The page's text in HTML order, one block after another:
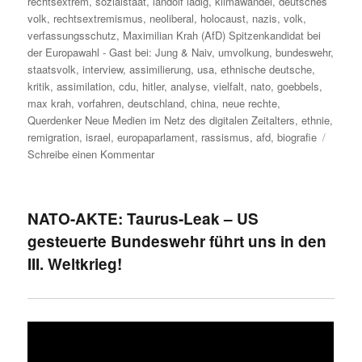
o
k
r a
m
p
p
volk, rechtsextremismus, neoliberal, holocaust, nazis,volk,
verfassungsschutz, Maximilian Krah (AfD) Spitzenkandidat bei
der Europawahl - Gast bei: Jung & Naiv, umvolkung,bundeswehr,
staatsvolk,interview,assimilierung, usa,ethnische deutsche,
kritik,assimilation,cdu, hitler,analyse,vielfalt, nato,goebbels,
max krah,vorfahren,deutschland,china, neue rechte,
Querdenker Neue Medien im Netz des digitalen Zeitalters,ethnie,
remigration,israel,europaparlament, rassismus,afd,biografie
Schreibe einen Kommentarzu
Spitzenkandidat
bei
bei:
NATO-AKTE: Taurus-Leak – US
gesteuerte Bundeswehr führt uns in den
III. Weltkrieg!